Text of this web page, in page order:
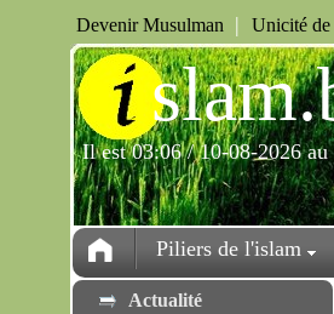
Devenir Musulman | Unicité
i
Il est 03:06 / 10-08-2026
Piliers de l'islam
Actualité